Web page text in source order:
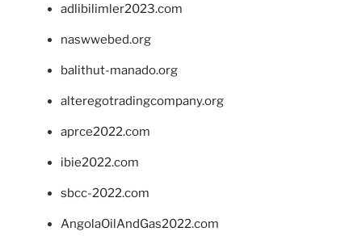
adlibilimler2023.com
naswwebed.org
balithut-manado.org
alteregotradingcompany.org
aprce2022.com
ibie2022.com
sbcc-2022.com
AngolaOilAndGas2022.com